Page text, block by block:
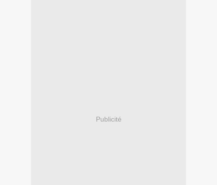
Publicité